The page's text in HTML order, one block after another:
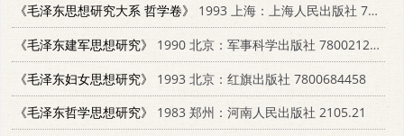
《毛泽东思想研究大系 哲学卷》
1993 上海：上海人民出版社 7208016488
《毛泽东建军思想研究》
1990 北京：军事科学出版社 7800212610
《毛泽东妇女思想研究》
1993 北京：红旗出版社 7800684458
《毛泽东哲学思想研究》
1983 郑州：河南人民出版社 2105.21